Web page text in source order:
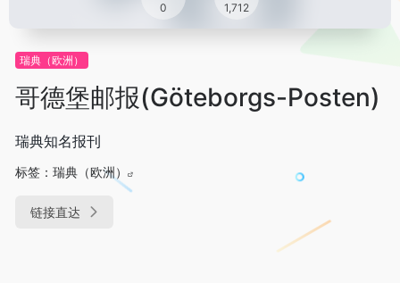
0 1,712
瑞典（欧洲）
哥德堡邮报(Göteborgs-Posten)
瑞典知名报刊
标签： 瑞典（欧洲）
链接直达